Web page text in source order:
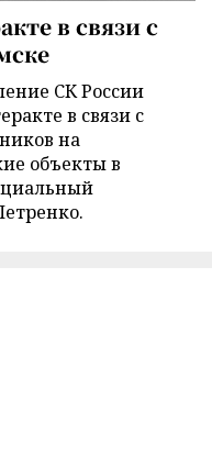
в связи с
СК России
в связи с
на
объекты в